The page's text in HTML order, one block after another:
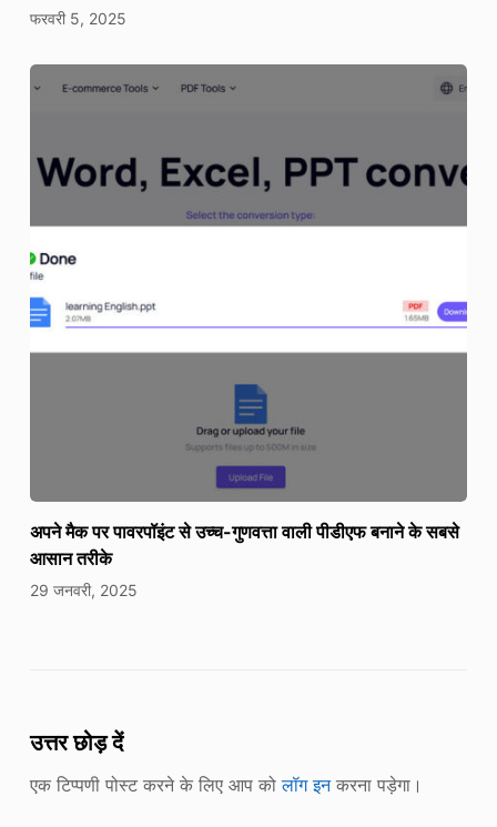
फरवरी 5, 2025
अपने मैक पर पावरपॉइंट से उच्च-गुणवत्ता वाली पीडीएफ बनाने के सबसे
आसान तरीके
29 जनवरी, 2025
उत्तर छोड़ दें
एक टिप्पणी पोस्ट करने के लिए आप कोलॉग इनकरना पड़ेगा।